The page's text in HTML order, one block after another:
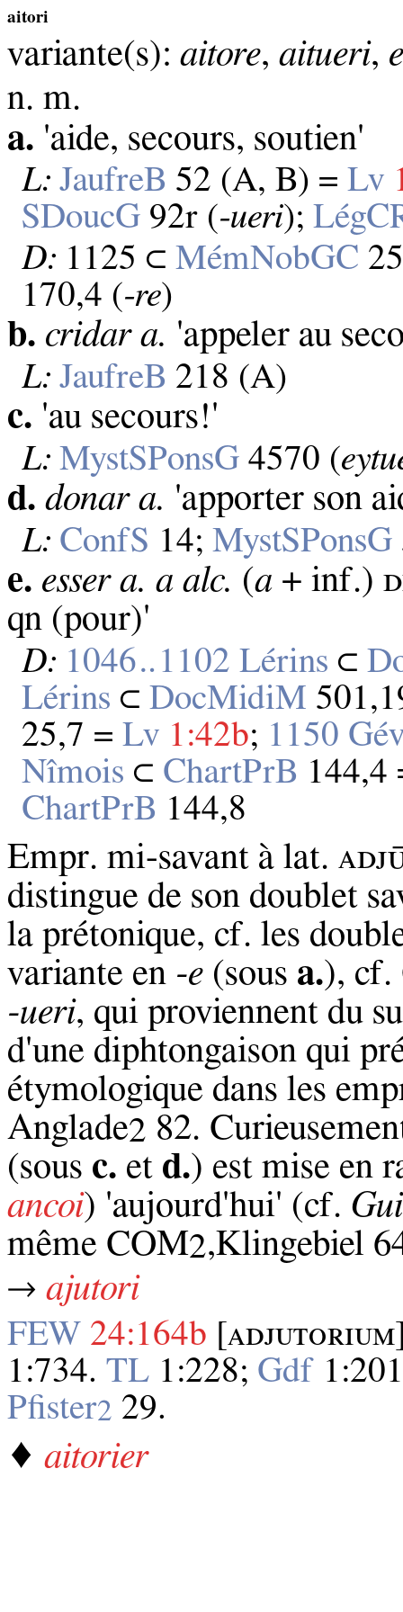
aitori
variante(s): aitore, aitueri,
n. m.
a. 'aide, secours, soutien'
L: JaufreB 52 (A, B) =Lv
SDoucG 92r (‑ueri);
D: 1125 ⊂MémNobGC
170,4 (‑re)
b. cridar a. 'appeler au
L: JaufreB 218 (A)
c. 'au secours!'
L: MystSPonsG 4570 (
d. donar a. 'apporter son
L: ConfS 14;MystSPonsG
e. esser a. a alc. (a + inf.)
qn (pour)'
D: 1046‥1102 Lérins ⊂
Lérins ⊂DocMidiM
25,7 =Lv 1:42b; 1150
Nîmois ⊂ ChartPrB
ChartPrB 144,8
Empr. mi‑savant à lat.
distingue de son doublet
la prétonique, cf. les
variante en ‑e (sous a.), cf.
‑ueri, qui proviennent du
d'une diphtongaison qui
étymologique dans les
Anglade2 82.
(sous c. et d.) est mise en
ancoi) 'aujourd'hui' (cf.
même COM2,Klingebiel
→ ajutori
FEW 24:164b
1:734. TL 1:228; Gdf
Pfister2 29.
♦ aitorier